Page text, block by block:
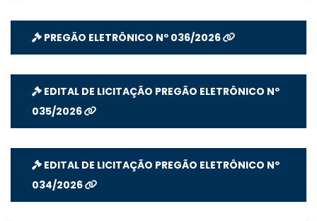
PREGÃO ELETRÔNICO Nº 036/2026
EDITAL DE LICITAÇÃO PREGÃO ELETRÔNICO Nº
035/2026
EDITAL DE LICITAÇÃO PREGÃO ELETRÔNICO Nº
034/2026